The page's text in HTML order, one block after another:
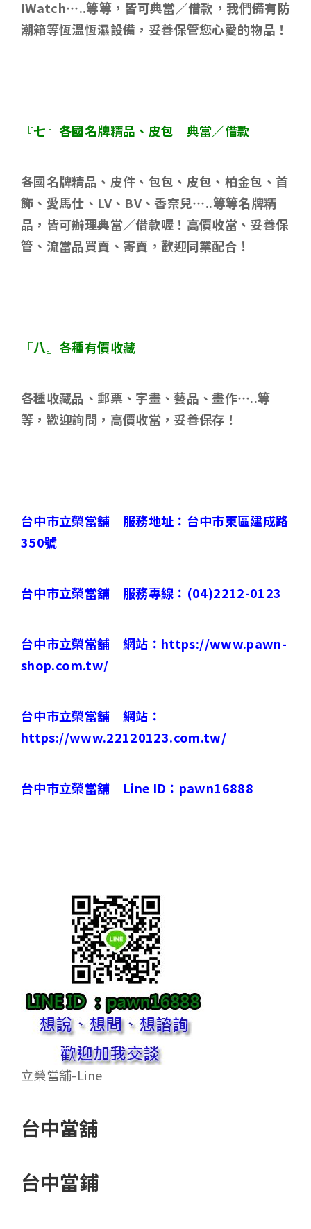
IWatch…..等等，皆可典當／借款，我們備有防
潮箱等恆溫恆濕設備，妥善保管您心愛的物品！
『七』各國名牌精品、皮包 典當／借款
各國名牌精品、皮件、包包、皮包、柏金包、首
飾、愛馬仕、 LV、 BV 、香奈兒…..等等名牌精
品，皆可辦理典當／借款喔！高價收當、妥善保
管、流當品買賣、寄賣，歡迎同業配合！
『八』各種有價收藏
各種收藏品、郵票、字畫、藝品、畫作…..等
等，歡迎詢問，高價收當，妥善保存！
台中市立榮當舖｜ 服務地址：台中市東區建成路
350號
台中市立榮當舖｜ 服務專線： (04)2212-0123
台中市立榮當舖｜ 網站： https://www.pawn-
shop.com.tw/
台中市立榮當舖｜ 網站：
https://www.22120123.com.tw/
台中市立榮當舖｜Line ID：pawn16888
立榮當舖-Line
台中當舖
台中當鋪